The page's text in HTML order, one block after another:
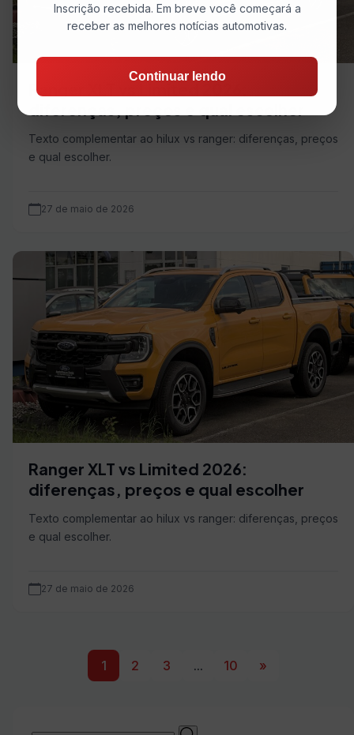
Ranger XLT vs Limited 2026:
Texto complementar ao hilux vs ranger: diferenças, preços
e qual escolher.
27 de maio de 2026
Ranger XLT vs Limited 2026:
diferenças, preços e qual escolher
Texto complementar ao hilux vs ranger: diferenças, preços
e qual escolher.
27 de maio de 2026
1 2 3 ... 10 »
Inscrição recebida. Em breve você começará a
receber as melhores notícias automotivas.
Continuar lendo